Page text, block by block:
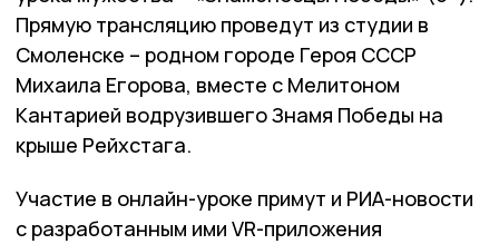
Прямую трансляцию проведут из студии в
Смоленске – родном городе Героя СССР
Михаила Егорова, вместе с Мелитоном
Кантарией водрузившего Знамя Победы на
крыше Рейхстага.
Участие в онлайн-уроке примут и РИА-новости
с разработанным ими VR-приложения